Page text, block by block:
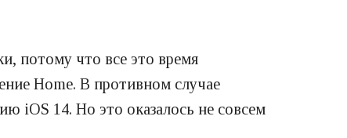
потому что все это время
Home. В противном случае
iOS 14. Но это оказалось не совсем